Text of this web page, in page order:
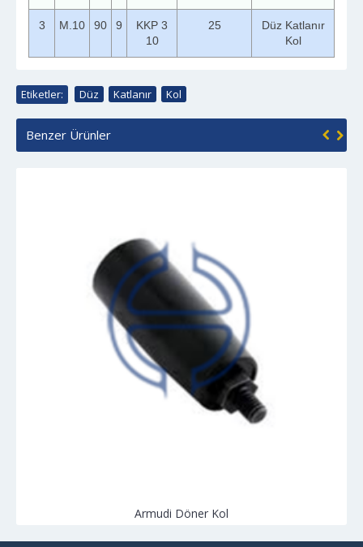
3 M.10 90 9
KKP 3
10
25
Düz Katlanır
Kol
Etiketler: Düz Katlanır Kol
Benzer Ürünler
Armudi Döner Kol